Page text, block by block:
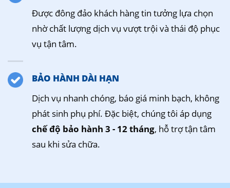
Được đông đảo khách hàng tin tưởng lựa chọn
nhờ chất lượng dịch vụ vượt trội và thái độ phục
vụ tận tâm.
BẢO HÀNH DÀI HẠN
Dịch vụ nhanh chóng, báo giá minh bạch, không
phát sinh phụ phí. Đặc biệt, chúng tôi áp dụng
chế độ bảo hành 3 - 12 tháng, hỗ trợ tận tâm
sau khi sửa chữa.